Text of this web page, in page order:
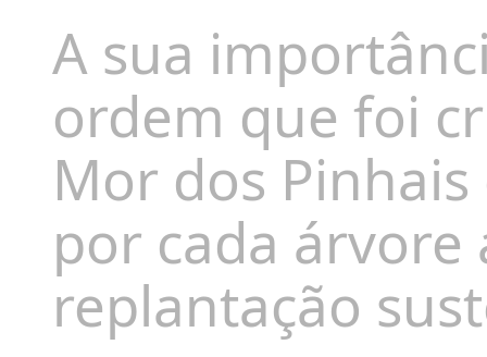
A sua
ordem que foi
Mor dos Pinhais
por cada
replantação